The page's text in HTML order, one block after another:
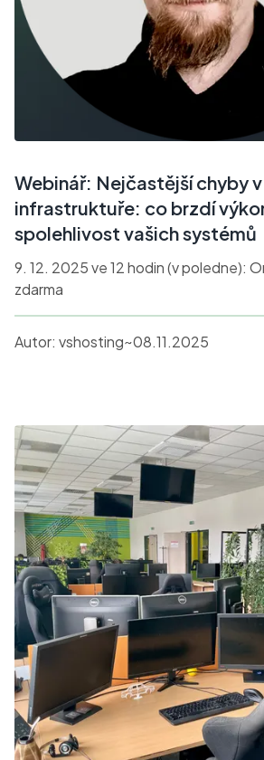
Webinář: Nejčastější chyby v
infrastruktuře: co brzdí
spolehlivost vašich systémů
9. 12. 2025 ve 12 hodin (v poledne):
zdarma
Autor: vshosting~08.11.2025